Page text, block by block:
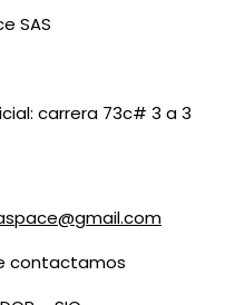
SAS
carrera 73c# 3 a 3
contactamos